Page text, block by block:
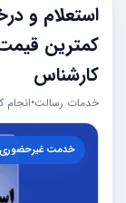
استعلام و
کمترین
کارشناس
خدمات رسالت•انجام
خدمت